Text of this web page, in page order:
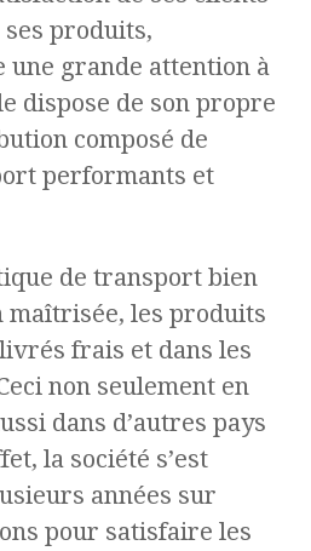
produits,
grande attention à
dispose de son propre
composé de
performants et
de transport bien
maîtrisée, les produits
frais et dans les
non seulement en
dans d’autres pays
la société s’est
années sur
pour satisfaire les